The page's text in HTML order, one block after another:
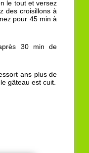
le tout et versez
des croisillons à
pour 45 min à
30 min de
ans plus de
gâteau est cuit.